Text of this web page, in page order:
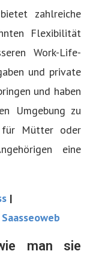
zahlreiche
Flexibilität
Work-Life-
und private
und haben
Umgebung zu
für Mütter oder
eine
|
Saasseoweb
man sie